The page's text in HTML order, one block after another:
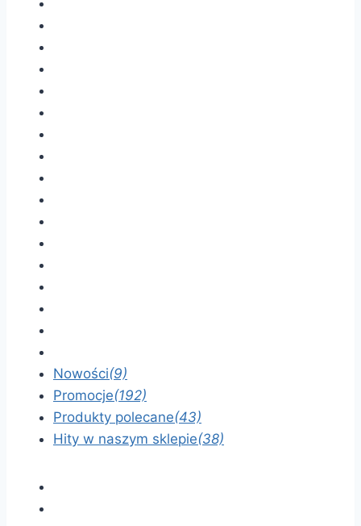
Nowości(9)
Promocje(192)
Produkty polecane(43)
Hity w naszym sklepie(38)